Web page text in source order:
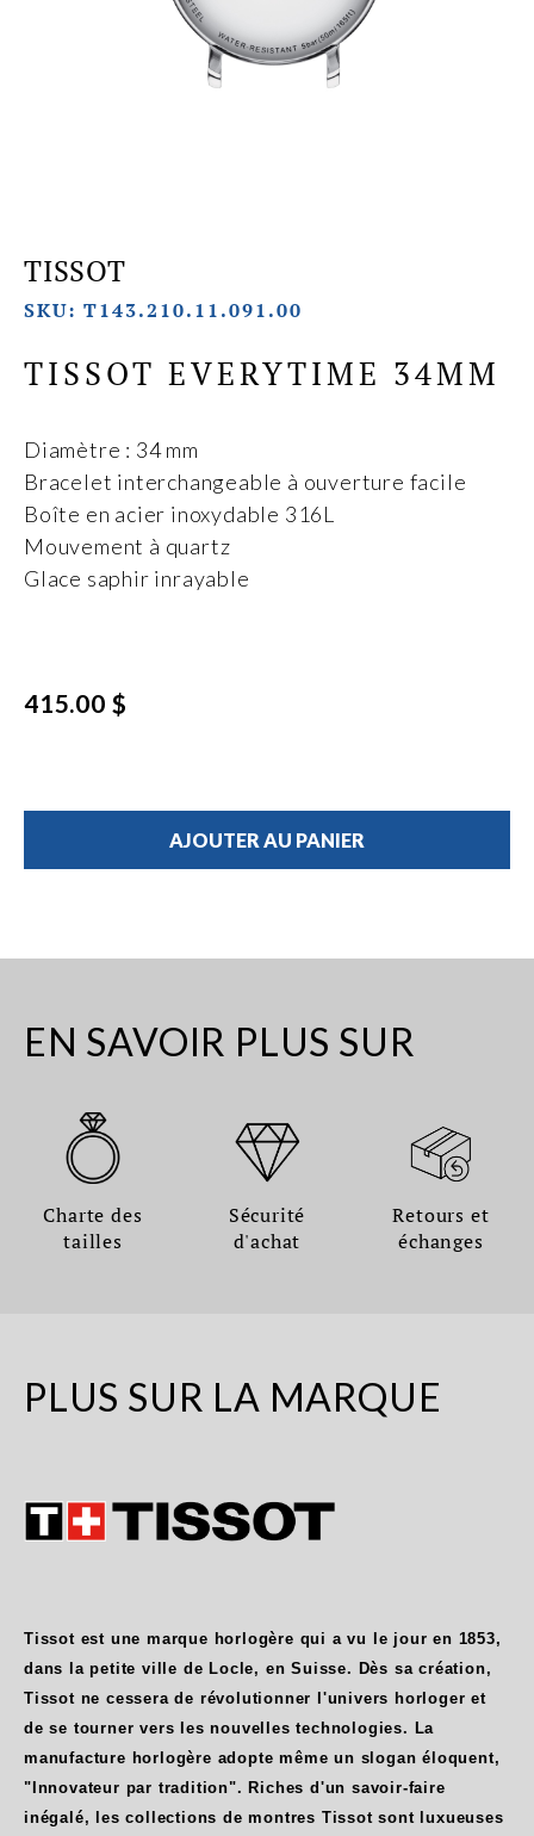
TISSOT
SKU: T143.210.11.091.00
TISSOT EVERYTIME 34MM
Diamètre : 34 mm
Bracelet interchangeable à ouverture facile
Boîte en acier inoxydable 316L
Mouvement à quartz
Glace saphir inrayable
415.00 $
AJOUTER AU PANIER
EN SAVOIR PLUS SUR
Charte des
tailles
Sécurité
d'achat
Retours et
échanges
PLUS SUR LA MARQUE
Tissot est une marque horlogère qui a vu le jour en 1853,
dans la petite ville de Locle, en Suisse. Dès sa création,
Tissot ne cessera de révolutionner l'univers horloger et
de se tourner vers les nouvelles technologies. La
manufacture horlogère adopte même un slogan éloquent,
"Innovateur par tradition". Riches d'un savoir-faire
inégalé, les collections de montres Tissot sont luxueuses